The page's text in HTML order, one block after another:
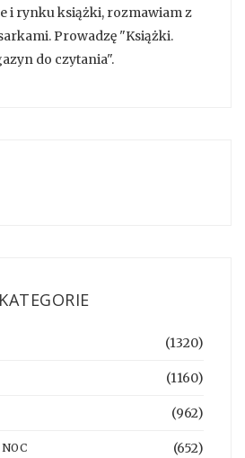
i rynku książki, rozmawiam z
Prowadzę "Książki.
do czytania".
KATEGORIE
(1320)
(1160)
(962)
(652)